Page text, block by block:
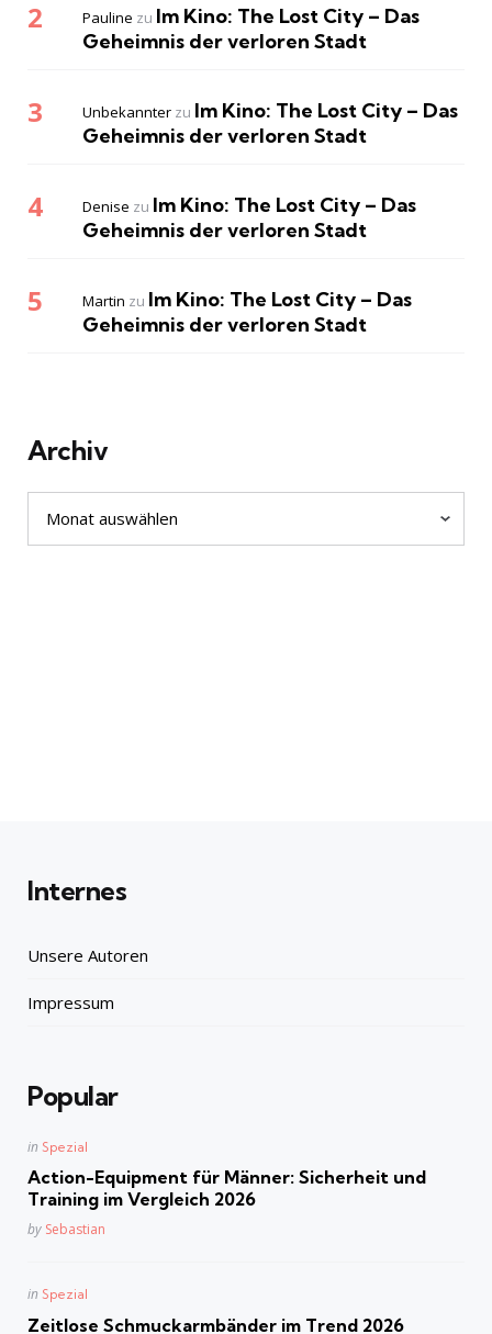
Pauline zu Im Kino: The Lost City – Das
Geheimnis der verloren Stadt
Unbekannter zu Im Kino: The Lost City – Das
Geheimnis der verloren Stadt
Denise zu Im Kino: The Lost City – Das
Geheimnis der verloren Stadt
Martin zu Im Kino: The Lost City – Das
Geheimnis der verloren Stadt
Archiv
Archiv
Internes
Unsere Autoren
Impressum
Popular
Posted
in Spezial
Action-Equipment für Männer: Sicherheit und
Training im Vergleich 2026
Posted
by Sebastian
Posted
in Spezial
Zeitlose Schmuckarmbänder im Trend 2026